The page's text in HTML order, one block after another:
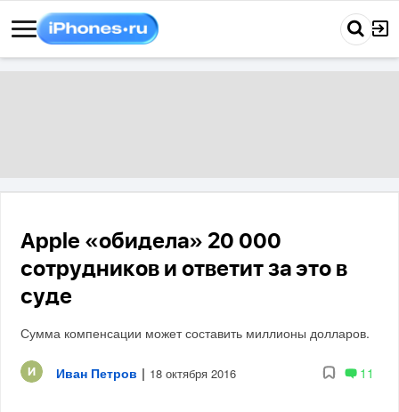
Apple «обидела» 20 000
сотрудников и ответит за это в
суде
Сумма компенсации может составить миллионы долларов.
Иван Петров | 18 октября 2016 11